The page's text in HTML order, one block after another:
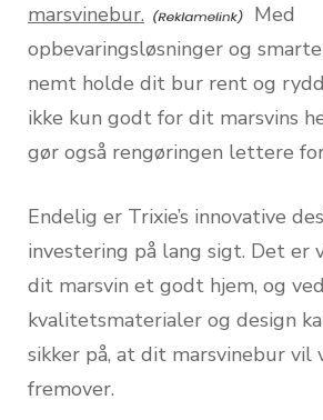
marsvinebur.
Med
opbevaringsløsninger og
nemt holde dit bur rent og
ikke kun godt for dit marsvins
gør også rengøringen lettere
Endelig er Trixie’s innovative
investering på lang sigt. Det er
dit marsvin et godt hjem, og
kvalitetsmaterialer og design
sikker på, at dit marsvinebur vil
fremover.